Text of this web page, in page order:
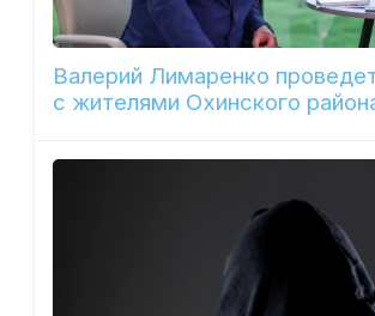
Валерий Лимаренко
с жителями Охинского